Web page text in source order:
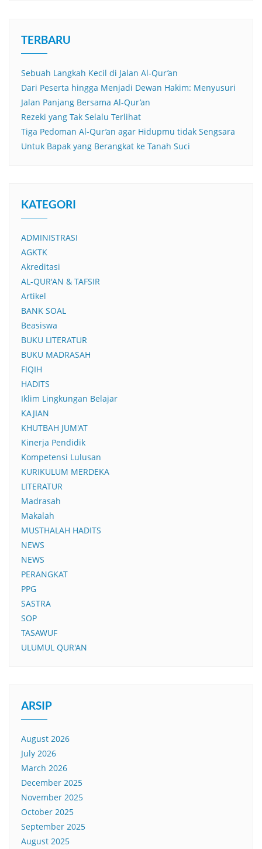
TERBARU
Sebuah Langkah Kecil di Jalan Al-Qur’an
Dari Peserta hingga Menjadi Dewan Hakim: Menyusuri
Jalan Panjang Bersama Al-Qur’an
Rezeki yang Tak Selalu Terlihat
Tiga Pedoman Al-Qur’an agar Hidupmu tidak Sengsara
Untuk Bapak yang Berangkat ke Tanah Suci
KATEGORI
ADMINISTRASI
AGKTK
Akreditasi
AL-QUR'AN & TAFSIR
Artikel
BANK SOAL
Beasiswa
BUKU LITERATUR
BUKU MADRASAH
FIQIH
HADITS
Iklim Lingkungan Belajar
KAJIAN
KHUTBAH JUM'AT
Kinerja Pendidik
Kompetensi Lulusan
KURIKULUM MERDEKA
LITERATUR
Madrasah
Makalah
MUSTHALAH HADITS
NEWS
NEWS
PERANGKAT
PPG
SASTRA
SOP
TASAWUF
ULUMUL QUR'AN
ARSIP
August 2026
July 2026
March 2026
December 2025
November 2025
October 2025
September 2025
August 2025